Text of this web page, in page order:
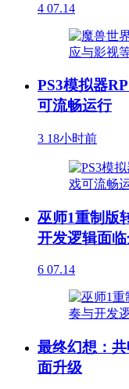
4 07.14
PS3模拟器
可流畅运行
3 18小时前
巫师1重制版
开发逻辑面
6 07.14
最终幻想：
面升级